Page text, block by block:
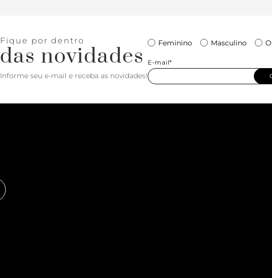
Fique por dentro
das novidades
Informe seu e-mail e receba as novidades!
Feminino Masculino
E-mail*